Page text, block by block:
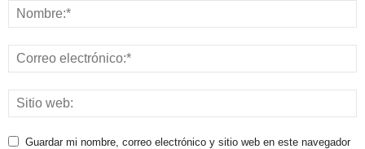
Guardar mi nombre, correo electrónico y sitio web en este navegador